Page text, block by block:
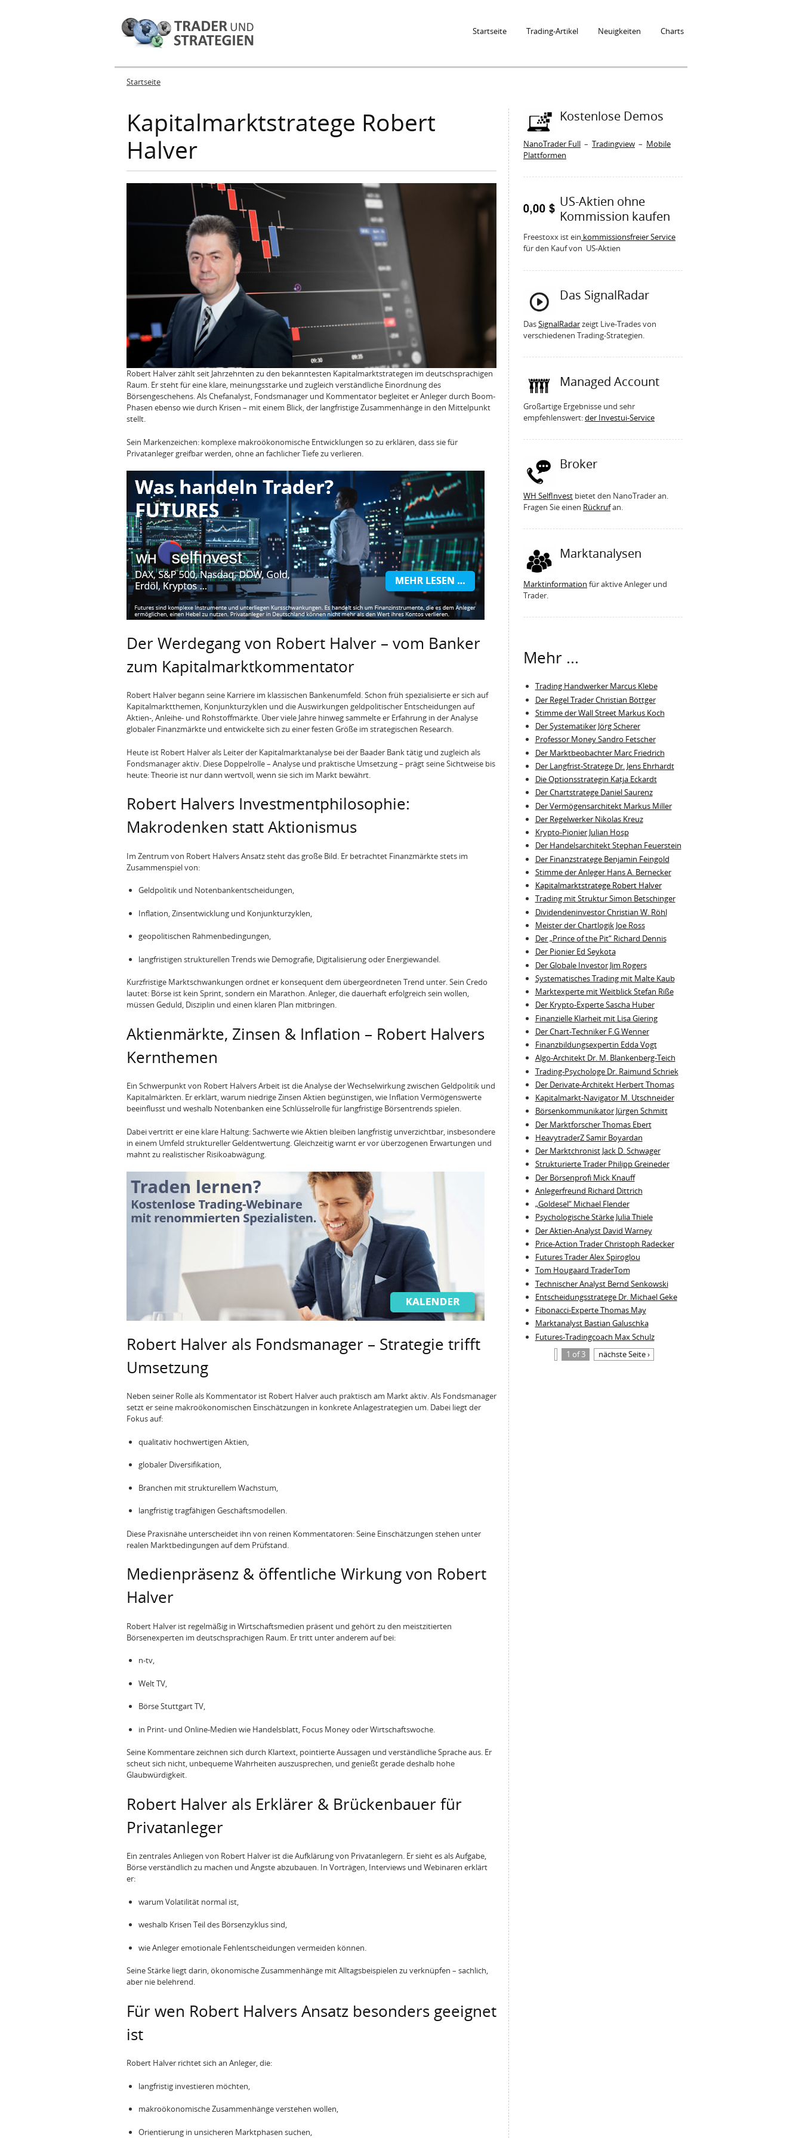
Startseite Trading-Artikel Neuigkeiten Charts
Sie sind hier
Startseite
Kapitalmarktstratege Robert
Halver
Robert Halver zählt seit Jahrzehnten zu den bekanntesten Kapitalmarktstrategen im deutschsprachigen
Raum. Er steht für eine klare, meinungsstarke und zugleich verständliche Einordnung des
Börsengeschehens. Als Chefanalyst, Fondsmanager und Kommentator begleitet er Anleger durch Boom-
Phasen ebenso wie durch Krisen – mit einem Blick, der langfristige Zusammenhänge in den Mittelpunkt
stellt.
Sein Markenzeichen: komplexe makroökonomische Entwicklungen so zu erklären, dass sie für
Privatanleger greifbar werden, ohne an fachlicher Tiefe zu verlieren.
Der Werdegang von Robert Halver – vom Banker
zum Kapitalmarktkommentator
Robert Halver begann seine Karriere im klassischen Bankenumfeld. Schon früh spezialisierte er sich auf
Kapitalmarktthemen, Konjunkturzyklen und die Auswirkungen geldpolitischer Entscheidungen auf
Aktien-, Anleihe- und Rohstoffmärkte. Über viele Jahre hinweg sammelte er Erfahrung in der Analyse
globaler Finanzmärkte und entwickelte sich zu einer festen Größe im strategischen Research.
Heute ist Robert Halver als Leiter der Kapitalmarktanalyse bei der Baader Bank tätig und zugleich als
Fondsmanager aktiv. Diese Doppelrolle – Analyse und praktische Umsetzung – prägt seine Sichtweise bis
heute: Theorie ist nur dann wertvoll, wenn sie sich im Markt bewährt.
Robert Halvers Investmentphilosophie:
Makrodenken statt Aktionismus
Im Zentrum von Robert Halvers Ansatz steht das große Bild. Er betrachtet Finanzmärkte stets im
Zusammenspiel von:
Geldpolitik und Notenbankentscheidungen,
Inflation, Zinsentwicklung und Konjunkturzyklen,
geopolitischen Rahmenbedingungen,
langfristigen strukturellen Trends wie Demografie, Digitalisierung oder Energiewandel.
Kurzfristige Marktschwankungen ordnet er konsequent dem übergeordneten Trend unter. Sein Credo
lautet: Börse ist kein Sprint, sondern ein Marathon. Anleger, die dauerhaft erfolgreich sein wollen,
müssen Geduld, Disziplin und einen klaren Plan mitbringen.
Aktienmärkte, Zinsen & Inflation – Robert Halvers
Kernthemen
Ein Schwerpunkt von Robert Halvers Arbeit ist die Analyse der Wechselwirkung zwischen Geldpolitik und
Kapitalmärkten. Er erklärt, warum niedrige Zinsen Aktien begünstigen, wie Inflation Vermögenswerte
beeinflusst und weshalb Notenbanken eine Schlüsselrolle für langfristige Börsentrends spielen.
Dabei vertritt er eine klare Haltung: Sachwerte wie Aktien bleiben langfristig unverzichtbar, insbesondere
in einem Umfeld struktureller Geldentwertung. Gleichzeitig warnt er vor überzogenen Erwartungen und
mahnt zu realistischer Risikoabwägung.
Robert Halver als Fondsmanager – Strategie trifft
Umsetzung
Neben seiner Rolle als Kommentator ist Robert Halver auch praktisch am Markt aktiv. Als Fondsmanager
setzt er seine makroökonomischen Einschätzungen in konkrete Anlagestrategien um. Dabei liegt der
Fokus auf:
qualitativ hochwertigen Aktien,
globaler Diversifikation,
Branchen mit strukturellem Wachstum,
langfristig tragfähigen Geschäftsmodellen.
Diese Praxisnähe unterscheidet ihn von reinen Kommentatoren: Seine Einschätzungen stehen unter
realen Marktbedingungen auf dem Prüfstand.
Medienpräsenz & öffentliche Wirkung von Robert
Halver
Robert Halver ist regelmäßig in Wirtschaftsmedien präsent und gehört zu den meistzitierten
Börsenexperten im deutschsprachigen Raum. Er tritt unter anderem auf bei:
n-tv,
Welt TV,
Börse Stuttgart TV,
in Print- und Online-Medien wie Handelsblatt, Focus Money oder Wirtschaftswoche.
Seine Kommentare zeichnen sich durch Klartext, pointierte Aussagen und verständliche Sprache aus. Er
scheut sich nicht, unbequeme Wahrheiten auszusprechen, und genießt gerade deshalb hohe
Glaubwürdigkeit.
Robert Halver als Erklärer & Brückenbauer für
Privatanleger
Ein zentrales Anliegen von Robert Halver ist die Aufklärung von Privatanlegern. Er sieht es als Aufgabe,
Börse verständlich zu machen und Ängste abzubauen. In Vorträgen, Interviews und Webinaren erklärt
er:
warum Volatilität normal ist,
weshalb Krisen Teil des Börsenzyklus sind,
wie Anleger emotionale Fehlentscheidungen vermeiden können.
Seine Stärke liegt darin, ökonomische Zusammenhänge mit Alltagsbeispielen zu verknüpfen – sachlich,
aber nie belehrend.
Für wen Robert Halvers Ansatz besonders geeignet
ist
Robert Halver richtet sich an Anleger, die:
langfristig investieren möchten,
makroökonomische Zusammenhänge verstehen wollen,
Orientierung in unsicheren Marktphasen suchen,
Kostenlose Demos
NanoTrader Full – Tradingview – Mobile
Plattformen
US-Aktien ohne
Kommission kaufen
Freestoxx ist ein kommissionsfreier Service
für den Kauf von US-Aktien
Das SignalRadar
DasSignalRadarzeigt Live-Trades von
verschiedenen Trading-Strategien.
Managed Account
Großartige Ergebnisse und sehr
empfehlenswert:der Investui-Service
Broker
WH SelfInvest bietet den NanoTrader an.
Fragen Sie einen Rückrufan.
Marktanalysen
Marktinformation für aktive Anleger und
Trader.
Mehr ...
Trading Handwerker Marcus Klebe
Der Regel Trader Christian Böttger
Stimme der Wall Street Markus Koch
Der Systematiker Jörg Scherer
Professor Money Sandro Fetscher
Der Marktbeobachter Marc Friedrich
Der Langfrist-Stratege Dr. Jens Ehrhardt
Die Optionsstrategin Katja Eckardt
Der Chartstratege Daniel Saurenz
Der Vermögensarchitekt Markus Miller
Der Regelwerker Nikolas Kreuz
Krypto-Pionier Julian Hosp
Der Handelsarchitekt Stephan Feuerstein
Der Finanzstratege Benjamin Feingold
Stimme der Anleger Hans A. Bernecker
Kapitalmarktstratege Robert Halver
Trading mit Struktur Simon Betschinger
Dividendeninvestor Christian W. Röhl
Meister der Chartlogik Joe Ross
Der „Prince of the Pit“ Richard Dennis
Der Pionier Ed Seykota
Der Globale Investor Jim Rogers
Systematisches Trading mit Malte Kaub
Marktexperte mit Weitblick Stefan Riße
Der Krypto-Experte Sascha Huber
Finanzielle Klarheit mit Lisa Giering
Der Chart-Techniker F.G Wenner
Finanzbildungsexpertin Edda Vogt
Algo‑Architekt Dr. M. Blankenberg‑Teich
Trading-Psychologe Dr. Raimund Schriek
Der Derivate‑Architekt Herbert Thomas
Kapitalmarkt-Navigator M. Utschneider
Börsenkommunikator Jürgen Schmitt
Der Marktforscher Thomas Ebert
HeavytraderZ Samir Boyardan
Der Marktchronist Jack D. Schwager
Strukturierte Trader Philipp Greineder
Der Börsenprofi Mick Knauff
Anlegerfreund Richard Dittrich
„Goldesel“ Michael Flender
Psychologische Stärke Julia Thiele
Der Aktien-Analyst David Warney
Price-Action Trader Christoph Radecker
Futures Trader Alex Spiroglou
Tom Hougaard TraderTom
Technischer Analyst Bernd Senkowski
Entscheidungsstratege Dr. Michael Geke
Fibonacci-Experte Thomas May
Marktanalyst Bastian Galuschka
Futures-Tradingcoach Max Schulz
1 of 3
nächste Seite ›